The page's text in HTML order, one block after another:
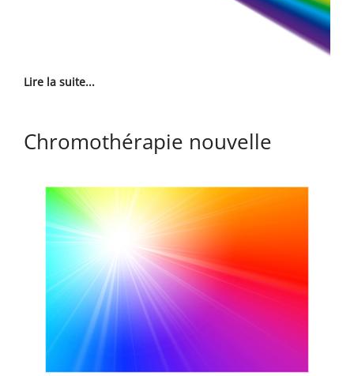
Lire la suite...
Chromothérapie nouvelle